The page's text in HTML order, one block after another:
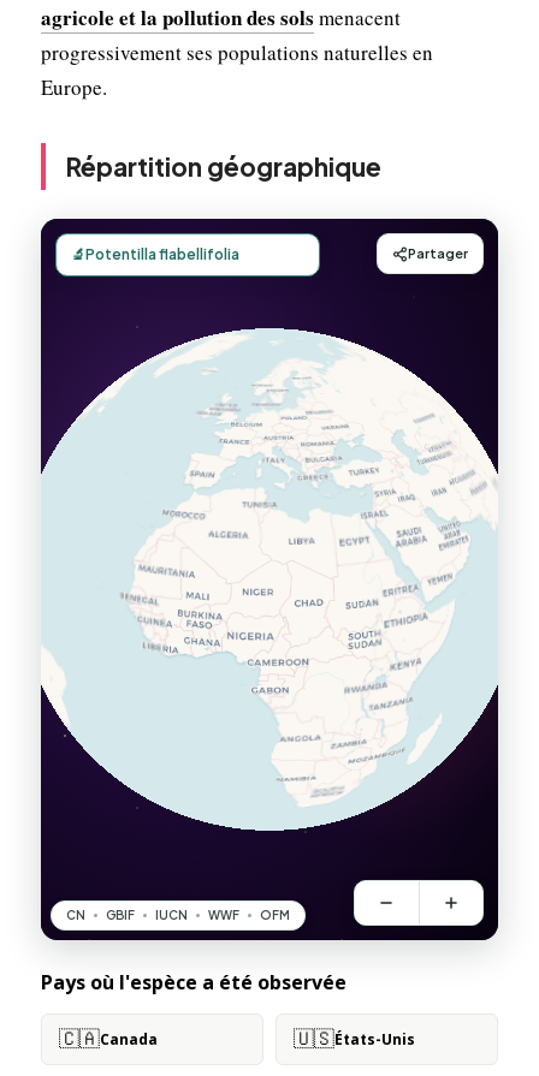
agricole et la pollution des sols menacent
progressivement ses populations naturelles en
Europe.
Répartition géographique
Pays où l'espèce a été observée
🇨🇦Canada 🇺🇸États-Unis